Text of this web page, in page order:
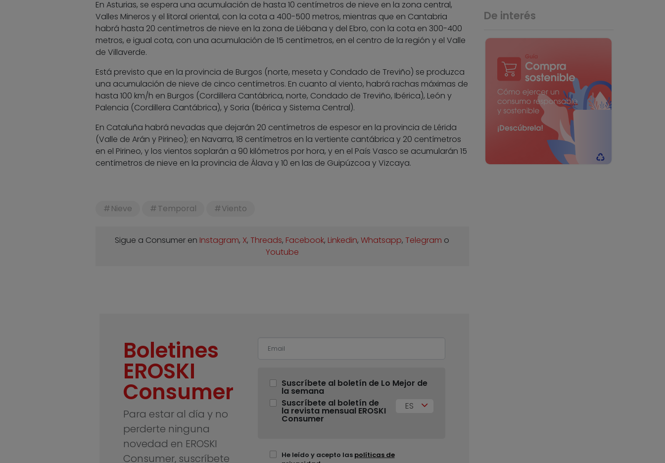
En Asturias, se espera una acumulación de hasta 10 centímetros de nieve en la zona central,
Valles Mineros y el litoral oriental, con la cota a 400-500 metros, mientras que en Cantabria
habrá hasta 20 centímetros de nieve en la zona de Liébana y del Ebro, con la cota en 300-400
metros, e igual cota, con una acumulación de 15 centímetros, en el centro de la región y el Valle
de Villaverde.
Está previsto que en la provincia de Burgos (norte, meseta y Condado de Treviño) se produzca
una acumulación de nieve de cinco centímetros. En cuanto al viento, habrá rachas máximas de
hasta 100 km/h en Burgos (Cordillera Cantábrica, norte, Condado de Treviño, Ibérica), León y
Palencia (Cordillera Cantábrica), y Soria (Ibérica y Sistema Central).
En Cataluña habrá nevadas que dejarán 20 centímetros de espesor en la provincia de Lérida
(Valle de Arán y Pirineo); en Navarra, 18 centímetros en la vertiente cantábrica y 20 centímetros
en el Pirineo, y los vientos soplarán a 90 kilómetros por hora, y en el País Vasco se acumularán 15
centímetros de nieve en la provincia de Álava y 10 en las de Guipúzcoa y Vizcaya.
Nieve Temporal Viento
Sigue a Consumer en Instagram, X,Threads, Facebook, Linkedin,Whatsapp,Telegram o
Youtube
Boletines
EROSKI
Consumer
Para estar al día y no
perderte ninguna
novedad en EROSKI
Consumer, suscríbete
Suscríbete al boletín de Lo Mejor de
la semana
Suscríbete al boletín de
la revista mensual EROSKI
Consumer
ES
He leído y acepto las políticas de
De interés